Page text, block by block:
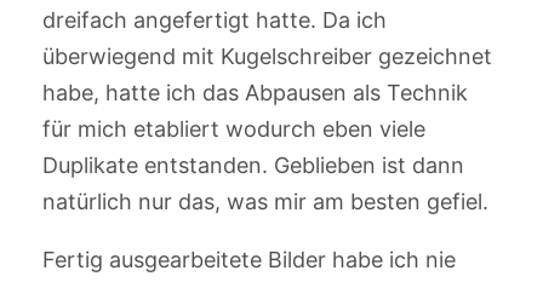
dreifach angefertigt hatte. Da ich
überwiegend mit Kugelschreiber gezeichnet
habe, hatte ich das Abpausen als Technik
für mich etabliert wodurch eben viele
Duplikate entstanden. Geblieben ist dann
natürlich nur das, was mir am besten gefiel.
Fertig ausgearbeitete Bilder habe ich nie